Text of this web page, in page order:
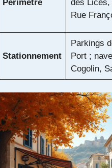
Périmètre
des Lices,
Rue
Stationnement
Parkings
Port ;
Cogolin,